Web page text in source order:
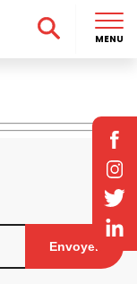
Envoyer
MENU